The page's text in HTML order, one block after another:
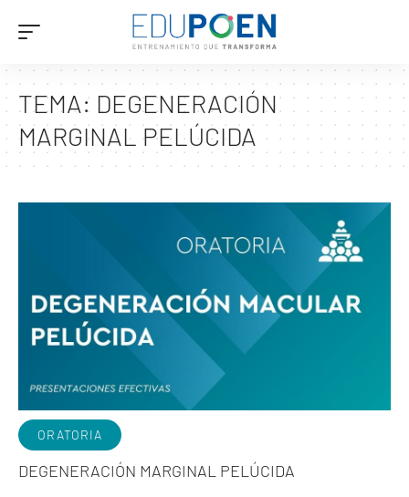
TEMA: DEGENERACIÓN
MARGINAL PELÚCIDA
ORATORIA
DEGENERACIÓN MARGINAL PELÚCIDA